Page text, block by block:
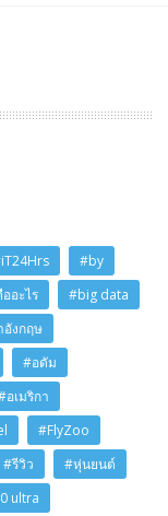
#by
อะไร
#big data
งกฤษ
#อดัม
อเมริกา
#FlyZoo
#รีวิว
#หุ่นยนต์
ultra